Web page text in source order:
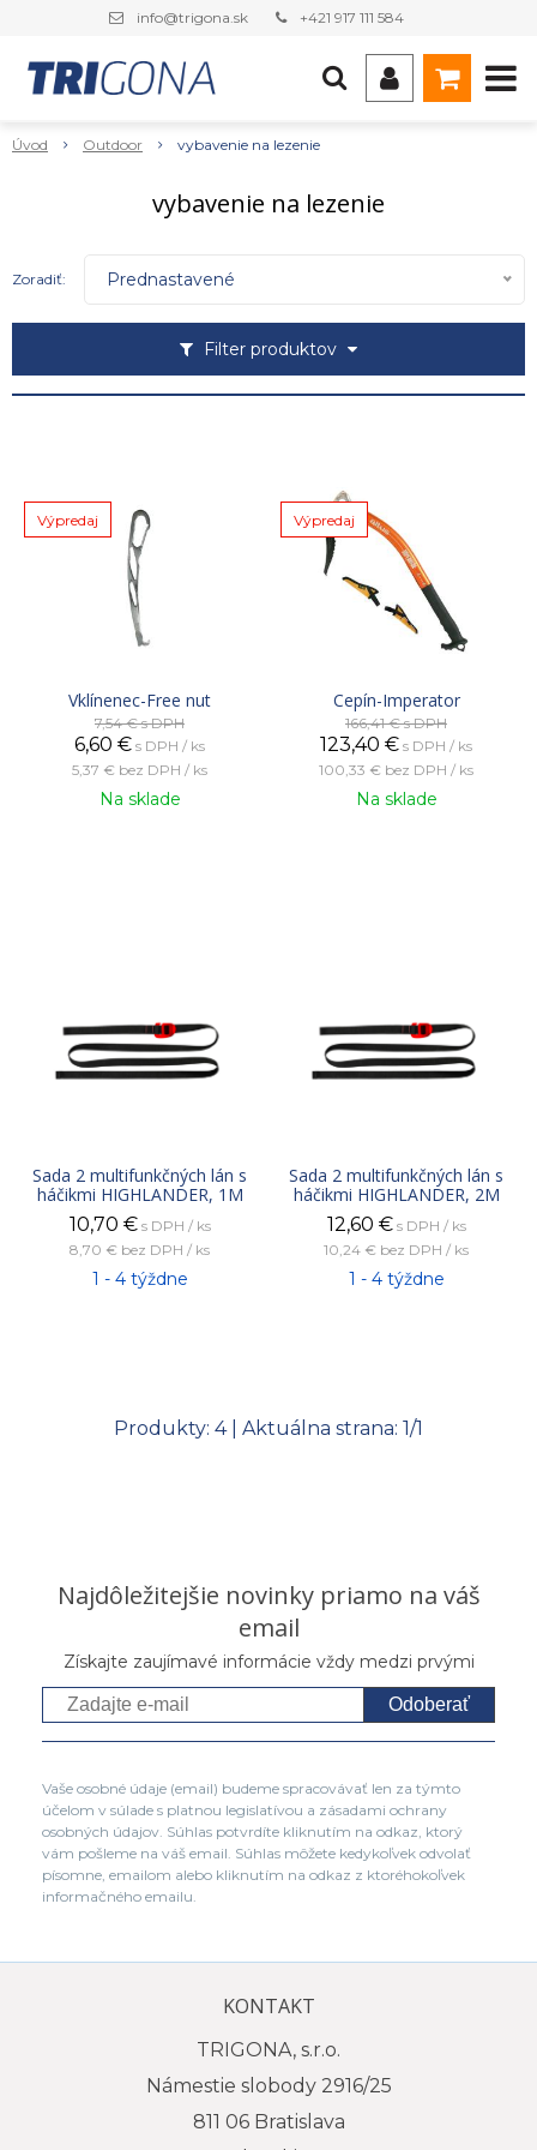
info@trigona.sk +421 917 111 584
Úvod Outdoor vybavenie na lezenie
vybavenie na lezenie
Filter produktov
Zoradiť: Prednastavené
Výpredaj
Vklínenec-Free nut
7,54 €s DPH
6,60 € s DPH / ks
5,37 € bez DPH / ks
Na sklade
Výpredaj
Cepín-Imperator
166,41 €s DPH
123,40 € s DPH / ks
100,33 € bez DPH / ks
Na sklade
Sada 2 multifunkčných lán s
háčikmi HIGHLANDER, 1M
10,70 € s DPH / ks
8,70 € bez DPH / ks
1 - 4 týždne
Sada 2 multifunkčných lán s
háčikmi HIGHLANDER, 2M
12,60 € s DPH / ks
10,24 € bez DPH / ks
1 - 4 týždne
Produkty: 4| Aktuálna strana: 1/1
Najdôležitejšie novinky priamo na váš
email
Získajte zaujímavé informácie vždy medzi prvými
Odoberať
Vaše osobné údaje (email) budeme spracovávať len za týmto
účelom v súlade s platnou legislatívou a zásadami ochrany
osobných údajov. Súhlas potvrdíte kliknutím na odkaz, ktorý
vám pošleme na váš email. Súhlas môžete kedykoľvek odvolať
písomne, emailom alebo kliknutím na odkaz z ktoréhokoľvek
informačného emailu.
KONTAKT
TRIGONA, s.r.o.
Námestie slobody 2916/25
811 06 Bratislava